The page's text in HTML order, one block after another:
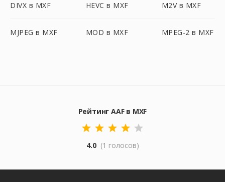
DIVX в MXF HEVC в MXF M2V в MXF
MJPEG в MXF MOD в MXF MPEG-2 в MXF
Рейтинг AAF в MXF
4.0 (1 голосов)